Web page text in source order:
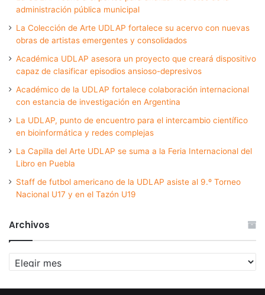
administración pública municipal
La Colección de Arte UDLAP fortalece su acervo con nuevas
obras de artistas emergentes y consolidados
Académica UDLAP asesora un proyecto que creará dispositivo
capaz de clasificar episodios ansioso-depresivos
Académico de la UDLAP fortalece colaboración internacional
con estancia de investigación en Argentina
La UDLAP, punto de encuentro para el intercambio científico
en bioinformática y redes complejas
La Capilla del Arte UDLAP se suma a la Feria Internacional del
Libro en Puebla
Staff de futbol americano de la UDLAP asiste al 9.º Torneo
Nacional U17 y en el Tazón U19
Archivos
Archivos